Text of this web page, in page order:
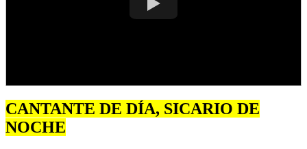
CANTANTE DE DÍA, SICARIO DE
NOCHE